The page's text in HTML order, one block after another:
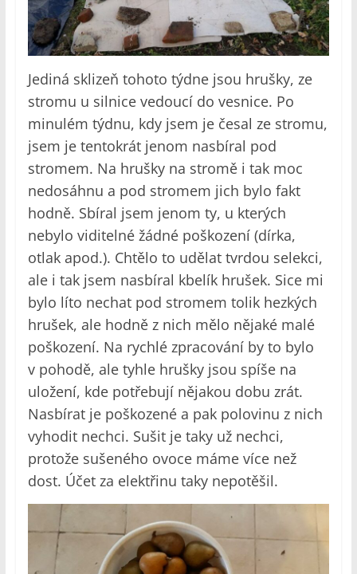
Jediná sklizeň tohoto týdne jsou hrušky, ze
stromu u silnice vedoucí do vesnice. Po
minulém týdnu, kdy jsem je česal ze stromu,
jsem je tentokrát jenom nasbíral pod
stromem. Na hrušky na stromě i tak moc
nedosáhnu a pod stromem jich bylo fakt
hodně. Sbíral jsem jenom ty, u kterých
nebylo viditelné žádné poškození (dírka,
otlak apod.). Chtělo to udělat tvrdou selekci,
ale i tak jsem nasbíral kbelík hrušek. Sice mi
bylo líto nechat pod stromem tolik hezkých
hrušek, ale hodně z nich mělo nějaké malé
poškození. Na rychlé zpracování by to bylo
v pohodě, ale tyhle hrušky jsou spíše na
uložení, kde potřebují nějakou dobu zrát.
Nasbírat je poškozené a pak polovinu z nich
vyhodit nechci. Sušit je taky už nechci,
protože sušeného ovoce máme více než
dost. Účet za elektřinu taky nepotěšil.